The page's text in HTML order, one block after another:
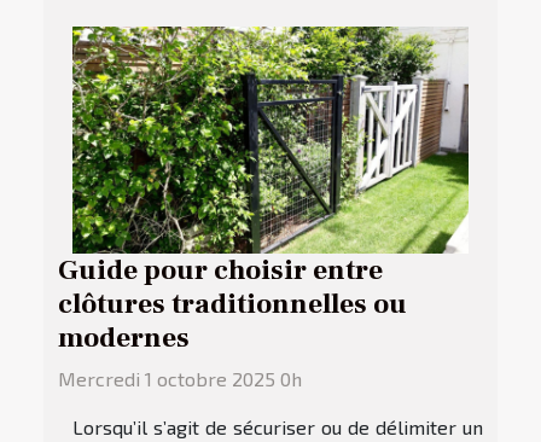
Guide pour choisir entre
clôtures traditionnelles ou
modernes
Mercredi 1 octobre 2025 0h
Lorsqu’il s’agit de sécuriser ou de délimiter un